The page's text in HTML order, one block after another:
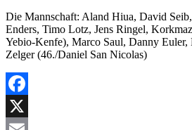
Die Mannschaft: Aland Hiua, David
Enders, Timo Lotz, Jens Ringel,
Yebio-Kenfe), Marco Saul, Danny
Zelger (46./Daniel San Nicolas)
Facebook